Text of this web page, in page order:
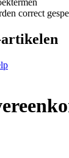
correct